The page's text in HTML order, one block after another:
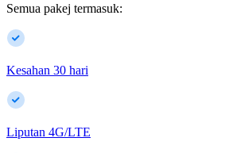
Semua pakej termasuk:
Kesahan 30 hari
Liputan 4G/LTE